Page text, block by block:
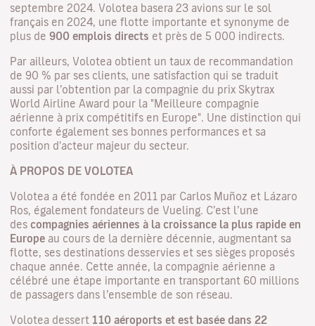
septembre 2024. Volotea basera 23 avions sur le sol
français en 2024, une flotte importante et synonyme de
plus de 900 emplois directs et près de 5 000 indirects.
Par ailleurs, Volotea obtient un taux de recommandation
de 90 % par ses clients, une satisfaction qui se traduit
aussi par l’obtention par la compagnie du prix Skytrax
World Airline Award pour la "Meilleure compagnie
aérienne à prix compétitifs en Europe". Une distinction qui
conforte également ses bonnes performances et sa
position d'acteur majeur du secteur.
À PROPOS DE VOLOTEA
Volotea a été fondée en 2011 par Carlos Muñoz et Lázaro
Ros, également fondateurs de Vueling. C’est l’une
des compagnies aériennes à la croissance la plus rapide en
Europe au cours de la dernière décennie, augmentant sa
flotte, ses destinations desservies et ses sièges proposés
chaque année. Cette année, la compagnie aérienne a
célébré une étape importante en transportant 60 millions
de passagers dans l’ensemble de son réseau.
Volotea dessert 110 aéroports et est basée dans 22